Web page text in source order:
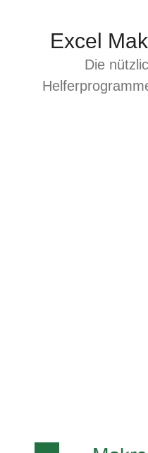
Excel
Die